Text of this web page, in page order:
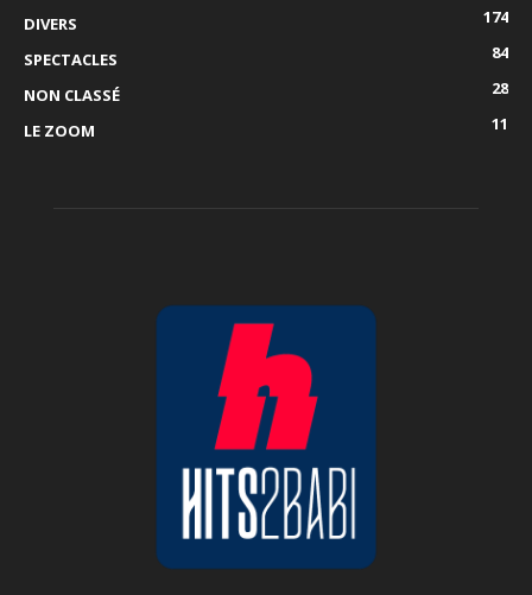
DIVERS
174
SPECTACLES
84
NON CLASSÉ
28
LE ZOOM
11